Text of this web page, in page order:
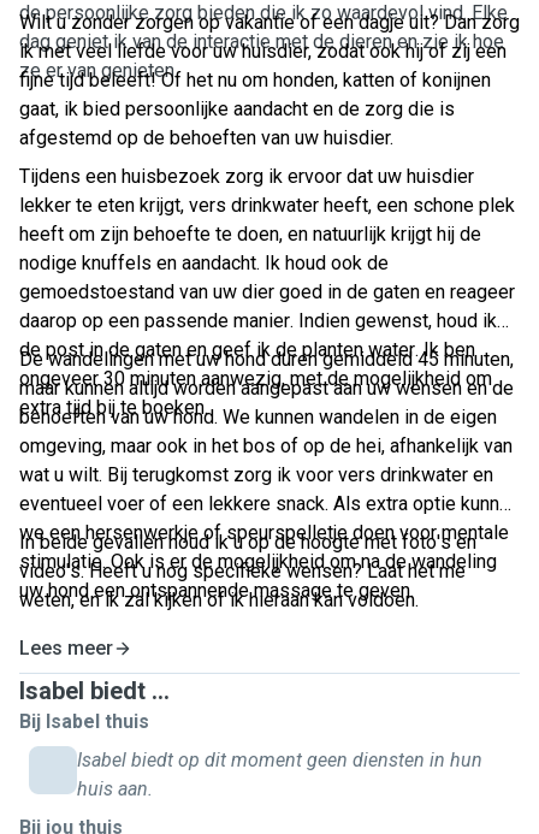
de persoonlijke zorg bieden die ik zo waardevol vind. Elke
dag geniet ik van de interactie met de dieren en zie ik hoe
ze er van genieten.
Wilt u zonder zorgen op vakantie of een dagje uit? Dan zorg
ik met veel liefde voor uw huisdier, zodat ook hij of zij een
fijne tijd beleeft! Of het nu om honden, katten of konijnen
gaat, ik bied persoonlijke aandacht en de zorg die is
afgestemd op de behoeften van uw huisdier.
Tijdens een huisbezoek zorg ik ervoor dat uw huisdier
lekker te eten krijgt, vers drinkwater heeft, een schone plek
heeft om zijn behoefte te doen, en natuurlijk krijgt hij de
nodige knuffels en aandacht. Ik houd ook de
gemoedstoestand van uw dier goed in de gaten en reageer
daarop op een passende manier. Indien gewenst, houd ik
de post in de gaten en geef ik de planten water. Ik ben
ongeveer 30 minuten aanwezig, met de mogelijkheid om
extra tijd bij te boeken.
De wandelingen met uw hond duren gemiddeld 45 minuten,
maar kunnen altijd worden aangepast aan uw wensen en de
behoeften van uw hond. We kunnen wandelen in de eigen
omgeving, maar ook in het bos of op de hei, afhankelijk van
wat u wilt. Bij terugkomst zorg ik voor vers drinkwater en
eventueel voer of een lekkere snack. Als extra optie kunnen
we een hersenwerkje of speurspelletje doen voor mentale
stimulatie. Ook is er de mogelijkheid om na de wandeling
uw hond een ontspannende massage te geven.
In beide gevallen houd ik u op de hoogte met foto's en
video's. Heeft u nog specifieke wensen? Laat het me
weten, en ik zal kijken of ik hieraan kan voldoen.
Lees meer
Isabel biedt ...
Bij Isabel thuis
Isabel biedt op dit moment geen diensten in hun
huis aan.
Bij jou thuis